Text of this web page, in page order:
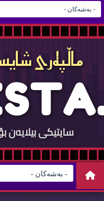
ماڵپه‌ری
STA.
سایتيكی